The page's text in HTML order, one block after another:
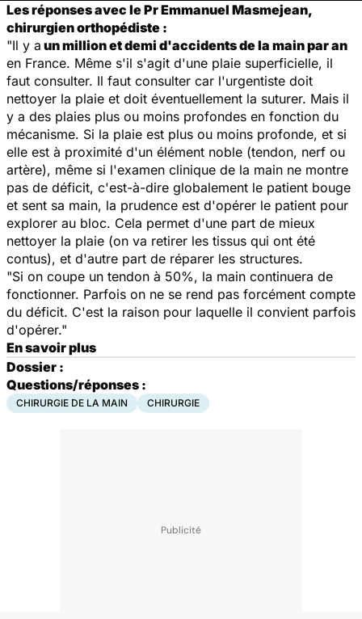
Les réponses avec le Pr Emmanuel Masmejean,
chirurgien orthopédiste :
"Il y a un million et demi d'accidents de la main par an
en France. Même s'il s'agit d'une plaie superficielle, il
faut consulter. Il faut consulter car l'urgentiste doit
nettoyer la plaie et doit éventuellement la suturer. Mais il
y a des plaies plus ou moins profondes en fonction du
mécanisme. Si la plaie est plus ou moins profonde, et si
elle est à proximité d'un élément noble (tendon, nerf ou
artère), même si l'examen clinique de la main ne montre
pas de déficit, c'est-à-dire globalement le patient bouge
et sent sa main, la prudence est d'opérer le patient pour
explorer au bloc. Cela permet d'une part de mieux
nettoyer la plaie (on va retirer les tissus qui ont été
contus), et d'autre part de réparer les structures.
"Si on coupe un tendon à 50%, la main continuera de
fonctionner. Parfois on ne se rend pas forcément compte
du déficit. C'est la raison pour laquelle il convient parfois
d'opérer."
En savoir plus
Dossier :
Questions/réponses :
CHIRURGIE DE LA MAIN CHIRURGIE